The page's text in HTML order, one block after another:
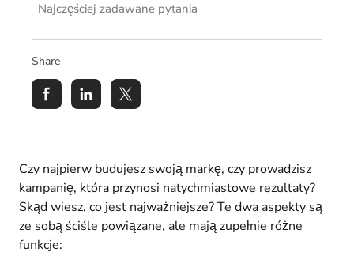
Najczęściej zadawane pytania
Share
Czy najpierw budujesz swoją markę, czy prowadzisz
kampanię, która przynosi natychmiastowe rezultaty?
Skąd wiesz, co jest najważniejsze? Te dwa aspekty są
ze sobą ściśle powiązane, ale mają zupełnie różne
funkcje: